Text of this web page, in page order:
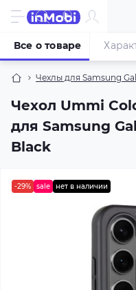
Чехлы для Samsung
Чехол Ummi
для Samsung
Black
Все о товаре
-29% sale нет в наличии